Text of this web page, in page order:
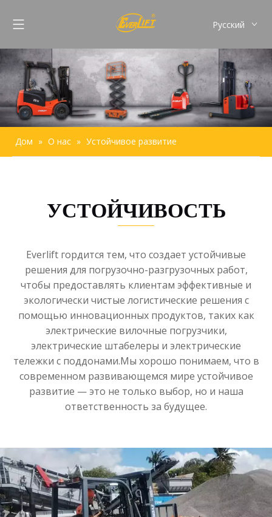
Pусский
Français
Español
Português
Дом » О нас » Устойчивое развитие
УСТОЙЧИВОСТЬ
Everlift гордится тем, что создает устойчивые
решения для погрузочно-разгрузочных работ,
чтобы предоставлять клиентам эффективные и
экологически чистые логистические решения с
помощью инновационных продуктов, таких как
электрические вилочные погрузчики,
электрические штабелеры и электрические
тележки с поддонами.Мы хорошо понимаем, что в
современном развивающемся мире устойчивое
развитие — это не только выбор, но и наша
ответственность за будущее.